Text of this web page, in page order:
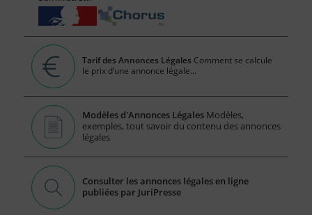
Tarif des Annonces Légales Comment se calcule
le prix d’une annonce légale...
Modèles d'Annonces Légales Modèles,
exemples, tout savoir du contenu des annonces
légales
Consulter les annonces légales en ligne
publiées par JuriPresse